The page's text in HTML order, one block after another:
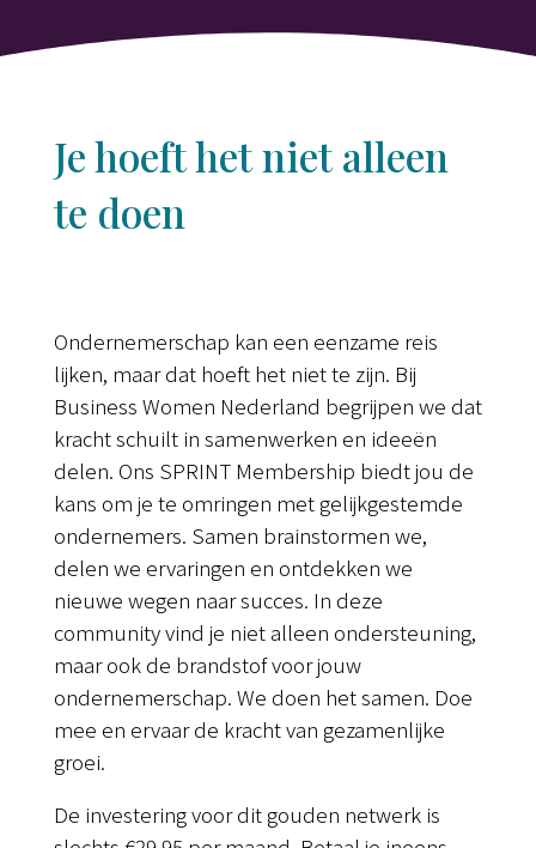
Je hoeft het niet alleen
te doen
Ondernemerschap kan een eenzame reis
lijken, maar dat hoeft het niet te zijn. Bij
Business Women Nederland begrijpen we dat
kracht schuilt in samenwerken en ideeën
delen. Ons SPRINT Membership biedt jou de
kans om je te omringen met gelijkgestemde
ondernemers. Samen brainstormen we,
delen we ervaringen en ontdekken we
nieuwe wegen naar succes. In deze
community vind je niet alleen ondersteuning,
maar ook de brandstof voor jouw
ondernemerschap. We doen het samen. Doe
mee en ervaar de kracht van gezamenlijke
groei.
De investering voor dit gouden netwerk is